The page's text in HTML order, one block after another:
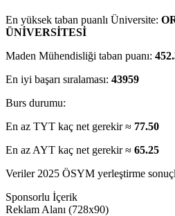
En yüksek taban puanlı Üniversite:
ÜNİVERSİTESİ
Maden Mühendisliği taban puanı:
En iyi başarı sıralaması: 43959
Burs durumu:
En az TYT kaç net gerekir ≈ 77.50
En az AYT kaç net gerekir ≈ 65.25
Veriler 2025 ÖSYM yerleştirme
Sponsorlu İçerik
Reklam Alanı (728x90)